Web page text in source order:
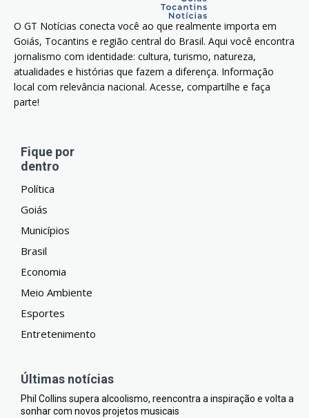
O GT Notícias conecta você ao que realmente importa em
Goiás, Tocantins e região central do Brasil. Aqui você encontra
jornalismo com identidade: cultura, turismo, natureza,
atualidades e histórias que fazem a diferença. Informação
local com relevância nacional. Acesse, compartilhe e faça
parte!
Fique por
dentro
Política
Goiás
Municípios
Brasil
Economia
Meio Ambiente
Esportes
Entretenimento
Últimas notícias
Phil Collins supera alcoolismo, reencontra a inspiração e volta a
sonhar com novos projetos musicais